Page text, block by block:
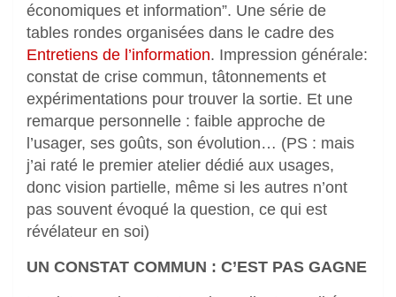
économiques et information”. Une série de
tables rondes organisées dans le cadre des
Entretiens de l’information. Impression générale:
constat de crise commun, tâtonnements et
expérimentations pour trouver la sortie. Et une
remarque personnelle : faible approche de
l’usager, ses goûts, son évolution… (PS : mais
j’ai raté le premier atelier dédié aux usages,
donc vision partielle, même si les autres n’ont
pas souvent évoqué la question, ce qui est
révélateur en soi)
UN CONSTAT COMMUN : C’EST PAS GAGNE